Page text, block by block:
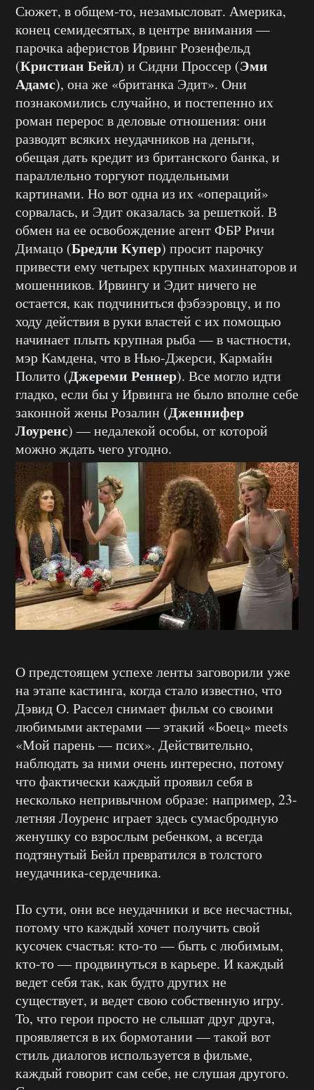
Сюжет, в общем-то, незамысловат. Америка,
конец семидесятых, в центре внимания —
парочка аферистов Ирвинг Розенфельд
(Кристиан Бейл) и Сидни Проссер (Эми
Адамс), она же «британка Эдит». Они
познакомились случайно, и постепенно их
роман перерос в деловые отношения: они
разводят всяких неудачников на деньги,
обещая дать кредит из британского банка, и
параллельно торгуют поддельными
картинами. Но вот одна из их «операций»
сорвалась, и Эдит оказалась за решеткой. В
обмен на ее освобождение агент ФБР Ричи
Димацо (Бредли Купер) просит парочку
привести ему четырех крупных махинаторов и
мошенников. Ирвингу и Эдит ничего не
остается, как подчиниться фэбээровцу, и по
ходу действия в руки властей с их помощью
начинает плыть крупная рыба — в частности,
мэр Камдена, что в Нью-Джерси, Кармайн
Полито (Джереми Реннер). Все могло идти
гладко, если бы у Ирвинга не было вполне себе
законной жены Розалин (Дженнифер
Лоуренс) — недалекой особы, от которой
можно ждать чего угодно.
О предстоящем успехе ленты заговорили уже
на этапе кастинга, когда стало известно, что
Дэвид О. Рассел снимает фильм со своими
любимыми актерами — этакий «Боец» meets
«Мой парень — псих». Действительно,
наблюдать за ними очень интересно, потому
что фактически каждый проявил себя в
несколько непривычном образе: например, 23-
летняя Лоуренс играет здесь сумасбродную
женушку со взрослым ребенком, а всегда
подтянутый Бейл превратился в толстого
неудачника-сердечника.
По сути, они все неудачники и все несчастны,
потому что каждый хочет получить свой
кусочек счастья: кто-то — быть с любимым,
кто-то — продвинуться в карьере. И каждый
ведет себя так, как будто других не
существует, и ведет свою собственную игру.
То, что герои просто не слышат друг друга,
проявляется в их бормотании — такой вот
стиль диалогов используется в фильме,
каждый говорит сам себе, не слушая другого.